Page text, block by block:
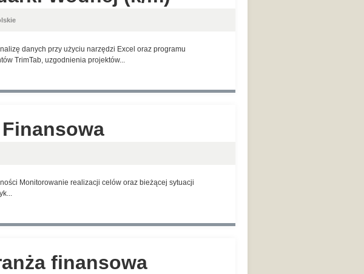
danych przy użyciu narzędzi Excel oraz programu
TrimTab, uzgodnienia projektów...
Monitorowanie realizacji celów oraz bieżącej sytuacji
finansowa